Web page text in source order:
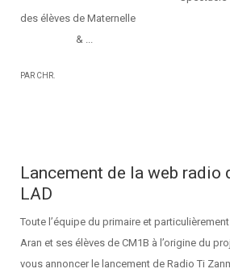
des élèves de Maternelle
& ...
PAR CHR.
Lancement de la web radio
LAD
Toute l’équipe du primaire et
Aran et ses élèves de CM1B à l’origine du
vous annoncer le lancement de Radio Ti